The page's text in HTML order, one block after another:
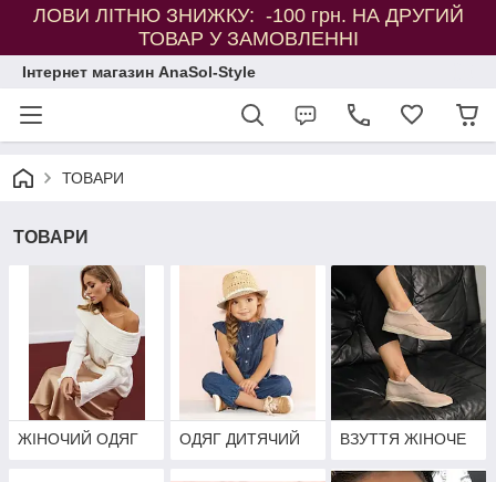
ЛОВИ ЛІТНЮ ЗНИЖКУ: -100 грн. НА ДРУГИЙ
ТОВАР У ЗАМОВЛЕННІ
Інтернет магазин AnaSol-Style
ТОВАРИ
ТОВАРИ
ЖІНОЧИЙ ОДЯГ ОДЯГ ДИТЯЧИЙ ВЗУТТЯ ЖІНОЧЕ